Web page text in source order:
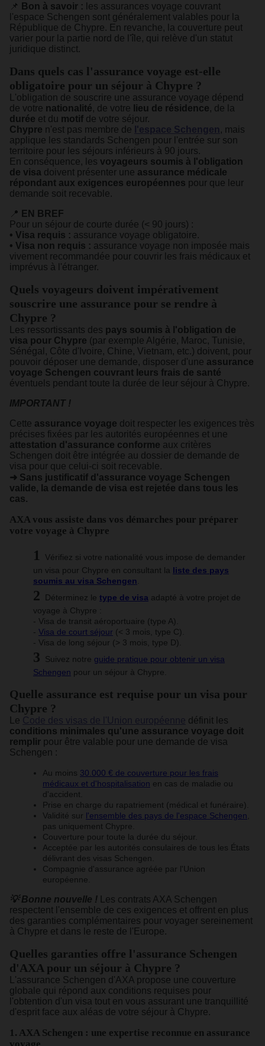
📌 Bon à savoir : les assurances voyage couvrant
l'espace Schengen sont généralement valables pour la
République de Chypre. En revanche, la couverture peut
varier pour la partie nord de l'île, qui relève d'un statut
juridique distinct.
Dans quels cas l'assurance voyage est-elle
obligatoire pour un séjour à Chypre ?
L'obligation de souscrire une assurance voyage dépend
de votre nationalité, de votre lieu de résidence, de la
durée et du motif de votre séjour.
Chypre n'est pas membre de l'espace Schengen , mais
applique les standards Schengen pour l'entrée sur son
territoire pour les séjours inférieurs à 90 jours.
En conséquence, les voyageurs soumis à l'obligation
de visa doivent présenter une assurance médicale
répondant aux exigences européennes pour que leur
demande soit recevable.
📍 EN BREF
Pour un séjour de courte durée (< 90 jours) :
• Visa requis : assurance voyage obligatoire.
• Visa non requis : assurance voyage non imposée mais
vivement recommandée pour couvrir les frais médicaux et
imprévus à l'étranger.
Quels voyageurs doivent impérativement
souscrire une assurance pour se rendre à
Chypre ?
Les ressortissants des pays soumis à l'obligation de
visa pour Chypre (par exemple Algérie, Maroc, Tunisie,
Sénégal, Côte d'Ivoire, Chine, Vietnam, etc.) doivent, pour
pouvoir déposer une demande, disposer d'une assurance
voyage Schengen couvrant leurs frais de santé
éventuels pendant toute la durée de leur séjour à Chypre.
IMPORTANT !
Cette assurance voyage doit respecter les exigences très
précises fixées par les autorités européennes et une
attestation d'assurance conforme aux critères
Schengen doit être intégrée au dossier de demande de
visa pour que celui-ci soit recevable.
➜ Sans justificatif d'assurance voyage Schengen
valide, la demande de visa est rejetée dans tous les
cas.
AXA vous assiste dans vos démarches pour préparer
votre voyage à Chypre
Vérifiez si votre nationalité vous impose de demander
un visa pour Chypre en consultant la liste des pays
soumis au visa Schengen
Déterminez le type de visa adapté à votre projet de
voyage à Chypre :
- Visa de transit aéroportuaire (type A).
- Visa de court séjour (< 3 mois, type C).
- Visa de long séjour (> 3 mois, type D).
Suivez notre guide pratique pour obtenir un visa
Schengen pour un séjour à Chypre.
Quelle assurance est requise pour un visa pour
Chypre ?
Le Code des visas de l'Union européenne définit les
conditions minimales qu'une assurance voyage doit
remplir pour être valable pour une demande de visa
Schengen :
Au moins 30.000 € de couverture pour les frais
médicaux et d'hospitalisation en cas de maladie ou
d'accident.
Prise en charge du rapatriement (médical et funéraire).
Validité sur l'ensemble des pays de l'espace Schengen
pas uniquement Chypre.
Couverture pour toute la durée du séjour.
Acceptée par les autorités consulaires de tous les États
délivrant des visas Schengen.
Compagnie d'assurance agréée par l'Union
européenne.
💡 Bonne nouvelle ! Les contrats AXA Schengen
respectent l'ensemble de ces exigences et offrent en plus
des garanties complémentaires pour voyager sereinement
à Chypre et dans le reste de l'Europe.
Quelles garanties offre l'assurance Schengen
d'AXA pour un séjour à Chypre ?
L'assurance Schengen d'AXA propose une couverture
globale qui répond aux conditions requises pour
l'obtention d'un visa tout en vous assurant une tranquillité
d'esprit face aux aléas de votre séjour à Chypre.
1. AXA Schengen : une expertise reconnue en assurance